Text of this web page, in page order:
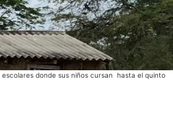
donde sus niños cursan hasta el quinto